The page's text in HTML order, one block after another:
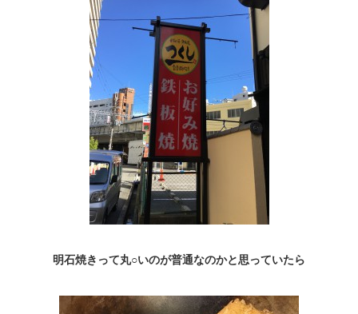
明石焼きって丸○いのが普通なのかと思っていたら